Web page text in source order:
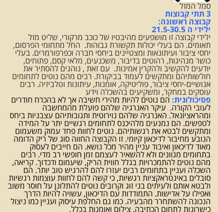
סמל המזל
3 תתי קבוצות
קבוצה ראשונה:
ילידי ה 21.5-30.5
ילידי קבוצה זו מושפעים מהיבטיו של כוכב מרקורי, שליט מזל
תאומים. הם בעלי יכולות תקשורת גבוהות. החל מתחומי הפרסום,
יחסי ציבור ועיתונאות ומצטיינים ביחסי חברה וכפרפורמרים. בעלי
כושר מנהיגות, רהוטים בדיבור, משכנעים, מלאי קסם, פתוחים,
יודעים להקשיב ולהקרין אמינות. עם זאת , נוהגים להסתיר את
חולשותיהם ומתקשים לעמוד בביקורת. רבים מהם נוטים לתחומים
אנושיים-יחסי ציבור, פוליטיקה, אומנות, עיתונות וטלביזיה. רבים
עוסקים במחקר, ומשקיעים בהשכלה וידע
פסיכולוגית: הם נוטים להיות מהירי חשיבה אך לא בהכרח חודרים
לעובי הקורה. עיקר האנרגיה שלהם פועלת מהמחשבה
ומהראציונאל. האנרגיה שלהם נוירוטית ותגובותיהם עצבניות ביחס
לטפשים. הם נמנעים מלהיכנס לתחומים רגשיים יתר על המידה
ומתקשים לבטא את רגשותיהם. נוטים לחוות פחד עמוק משעמום
הנובע מחיבור לדיכאון קיומי. זו הקבוצה החווה סוג של ריק הדומה
מאוד לדיכאון ואיבוד עניין מהיר מכל נושא. הם חייבים לעסוק
בתחומים מגוונים ולא להשאיר לעצמם זמן חופשי רב מדי. רבים
מהם נוטים להתמכרויות בגלל חווית הריק, שיעמום ודכדוך. קריאה,
השכלה ועניין בתחומים רבים יעזרו להם להרגיש טוב יותר. הם
סובלים באינטראקציות רגשיות, כי קשה להם לחוות עוצמות רגשיות
ולבטא אותם ולעיתים בני זוג וקרובים נוטים להתלונן על חוסר משוב
ואפילו על אדישות. התמודדות עם הדיכאון, עשויה להיות הדרך
הנכונה להשתחרר מהבעיה. כמו גם החלפת עיסוק ועניין כמו ניצול
כישרונות לתחום הכתיבה, צילום ואומנות בכלל.